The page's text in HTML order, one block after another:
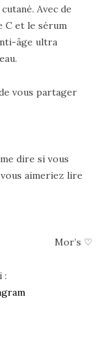
Avec de
C et le sérum
âge ultra
vous partager
dire si vous
aimeriez lire
Mor’s ♡
: